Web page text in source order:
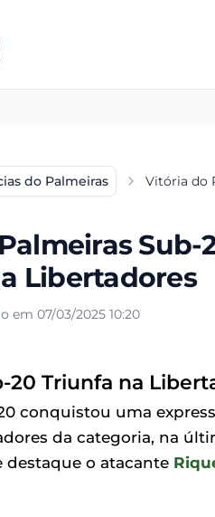
do Palmeiras Vitória do
Sub-
Libertadores
em 07/03/2025 10:20
20 Triunfa na
conquistou uma
da categoria, na
destaque o atacante